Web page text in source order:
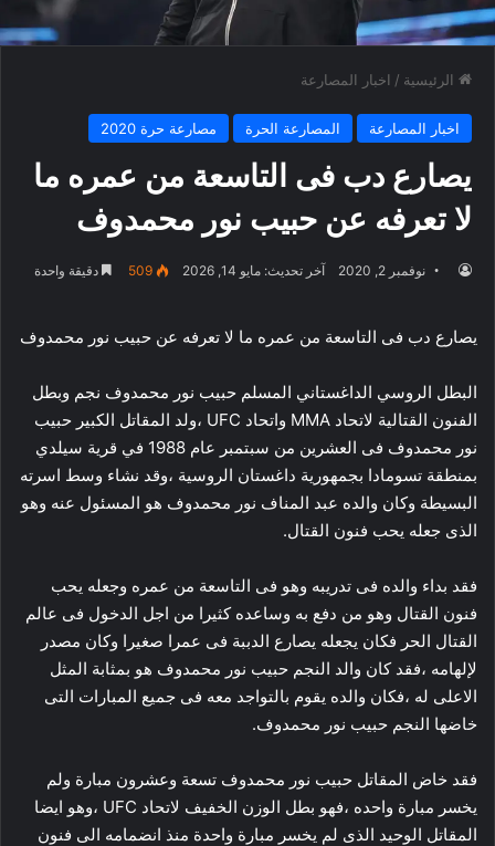
الرئيسية / اخبار المصارعة
اخبار المصارعة المصارعة الحرة مصارعة حرة 2020
يصارع دب فى التاسعة من عمره ما
لا تعرفه عن حبيب نور محمدوف
نوفمبر 2, 2020 آخر تحديث: مايو 14, 2026 509 دقيقة واحدة
يصارع دب فى التاسعة من عمره ما لا تعرفه عن حبيب نور محمدوف
البطل الروسي الداغستاني المسلم حبيب نور محمدوف نجم وبطل
الفنون القتالية لاتحاد MMA واتحاد UFC ،ولد المقاتل الكبير حبيب
نور محمدوف فى العشرين من سبتمبر عام 1988 في قرية سيلدي
بمنطقة تسومادا بجمهورية داغستان الروسية ،وقد نشاء وسط اسرته
البسيطة وكان والده عبد المناف نور محمدوف هو المسئول عنه وهو
الذى جعله يحب فنون القتال.
فقد بداء والده فى تدريبه وهو فى التاسعة من عمره وجعله يحب
فنون القتال وهو من دفع به وساعده كثيرا من اجل الدخول فى عالم
القتال الحر فكان يجعله يصارع الدببة فى عمرا صغيرا وكان مصدر
لإلهامه ،فقد كان والد النجم حبيب نور محمدوف هو بمثابة المثل
الاعلى له ،فكان والده يقوم بالتواجد معه فى جميع المبارات التى
خاضها النجم حبيب نور محمدوف.
فقد خاض المقاتل حبيب نور محمدوف تسعة وعشرون مبارة ولم
يخسر مبارة واحده ،فهو بطل الوزن الخفيف لاتحاد UFC ،وهو ايضا
المقاتل الوحيد الذى لم يخسر مبارة واحدة منذ انضمامه الى فنون